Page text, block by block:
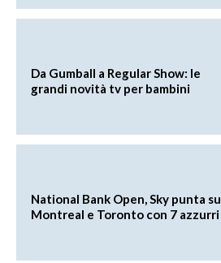
Da Gumball a Regular Show: le
grandi novità tv per bambini
National Bank Open, Sky punta su
Montreal e Toronto con 7 azzurri